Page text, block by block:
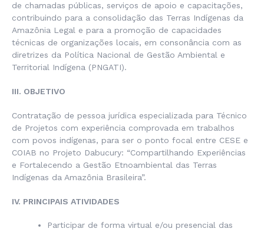
de chamadas públicas, serviços de apoio e capacitações,
contribuindo para a consolidação das Terras Indígenas da
Amazônia Legal e para a promoção de capacidades
técnicas de organizações locais, em consonância com as
diretrizes da Política Nacional de Gestão Ambiental e
Territorial Indígena (PNGATI).
III. OBJETIVO
Contratação de pessoa jurídica especializada para Técnico
de Projetos com experiência comprovada em trabalhos
com povos indígenas, para ser o ponto focal entre CESE e
COIAB no Projeto Dabucury: “Compartilhando Experiências
e Fortalecendo a Gestão Etnoambiental das Terras
Indígenas da Amazônia Brasileira”.
IV. PRINCIPAIS ATIVIDADES
Participar de forma virtual e/ou presencial das